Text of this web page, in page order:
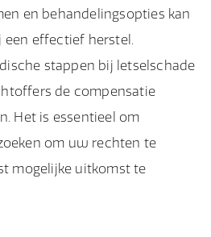
en behandelingsopties kan
effectief herstel.
stappen bij letselschade
de compensatie
Het is essentieel om
om uw rechten te
mogelijke uitkomst te